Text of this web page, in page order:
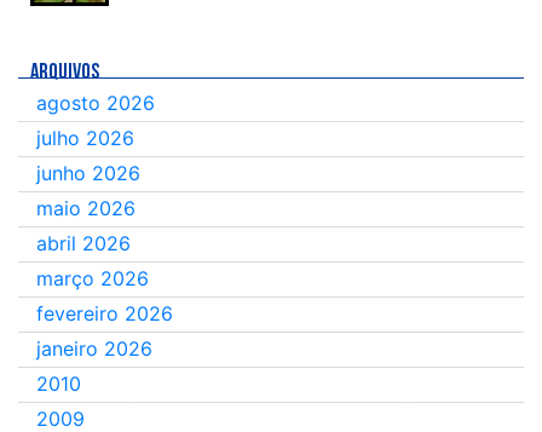
ARQUIVOS
agosto 2026
julho 2026
junho 2026
maio 2026
abril 2026
março 2026
fevereiro 2026
janeiro 2026
2010
2009